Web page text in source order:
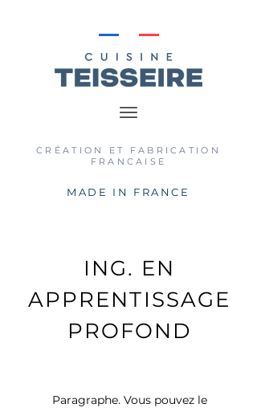
MADE IN FRANCE
CRÉATION ET FABRICATION
FRANCAISE
ING. EN
APPRENTISSAGE
PROFOND
Paragraphe. Vous pouvez le